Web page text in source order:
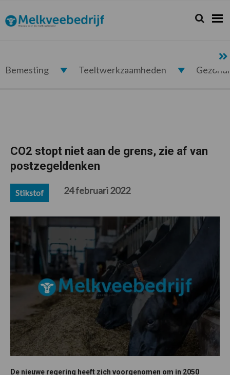
de
hoofdnavigatie
de
hoofd
de
eerste
de
voettekst
Melkveebedrijf.nl Zoeken...
Zoek
Bemesting Teeltwerkzaamheden
CO2 stopt niet aan de grens, zie af van
postzegeldenken
Stikstof 24 februari 2022
De nieuwe regering heeft zich voorgenomen om in 2050